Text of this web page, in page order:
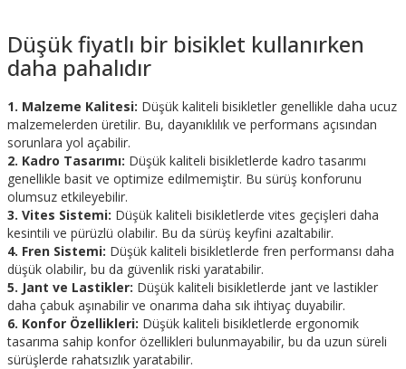
Düşük fiyatlı bir bisiklet kullanırken
daha pahalıdır
1. Malzeme Kalitesi: Düşük kaliteli bisikletler genellikle daha ucuz
malzemelerden üretilir. Bu, dayanıklılık ve performans açısından
sorunlara yol açabilir.
2. Kadro Tasarımı: Düşük kaliteli bisikletlerde kadro tasarımı
genellikle basit ve optimize edilmemiştir. Bu sürüş konforunu
olumsuz etkileyebilir.
3. Vites Sistemi: Düşük kaliteli bisikletlerde vites geçişleri daha
kesintili ve pürüzlü olabilir. Bu da sürüş keyfini azaltabilir.
4. Fren Sistemi: Düşük kaliteli bisikletlerde fren performansı daha
düşük olabilir, bu da güvenlik riski yaratabilir.
5. Jant ve Lastikler: Düşük kaliteli bisikletlerde jant ve lastikler
daha çabuk aşınabilir ve onarıma daha sık ihtiyaç duyabilir.
6. Konfor Özellikleri: Düşük kaliteli bisikletlerde ergonomik
tasarıma sahip konfor özellikleri bulunmayabilir, bu da uzun süreli
sürüşlerde rahatsızlık yaratabilir.